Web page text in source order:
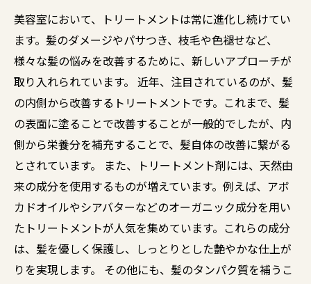
美容室において、トリートメントは常に進化し続けてい
ます。髪のダメージやパサつき、枝毛や色褪せなど、
様々な髪の悩みを改善するために、新しいアプローチが
取り入れられています。 近年、注目されているのが、髪
の内側から改善するトリートメントです。これまで、髪
の表面に塗ることで改善することが一般的でしたが、内
側から栄養分を補充することで、髪自体の改善に繋がる
とされています。 また、トリートメント剤には、天然由
来の成分を使用するものが増えています。例えば、アボ
カドオイルやシアバターなどのオーガニック成分を用い
たトリートメントが人気を集めています。これらの成分
は、髪を優しく保護し、しっとりとした艶やかな仕上が
りを実現します。 その他にも、髪のタンパク質を補うこ